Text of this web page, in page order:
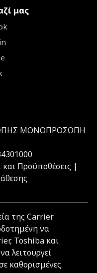
μας
ΜΟΝΟΠΡΟΣΩΠΗ
Προϋποθέσεις |
της Carrier
να
Toshiba και
λειτουργεί
καθορισμένες